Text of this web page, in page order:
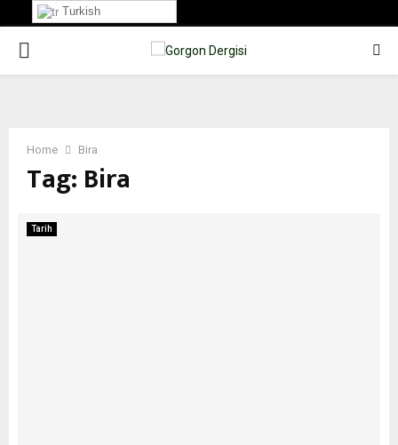
PRIMARY
Home Bira
Tag: Bira
Tarih
Turkish